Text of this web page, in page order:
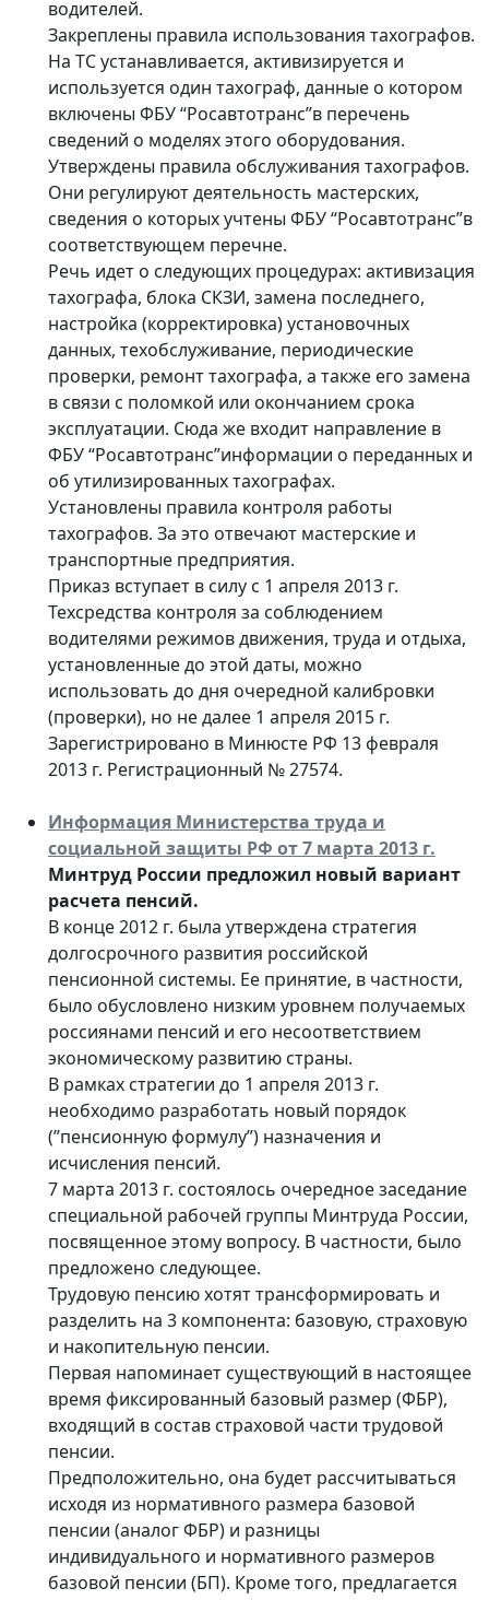
водителей.
Закреплены правила использования тахографов.
На ТС устанавливается, активизируется и
используется один тахограф, данные о котором
включены ФБУ “Росавтотранс”в перечень
сведений о моделях этого оборудования.
Утверждены правила обслуживания тахографов.
Они регулируют деятельность мастерских,
сведения о которых учтены ФБУ “Росавтотранс”в
соответствующем перечне.
Речь идет о следующих процедурах: активизация
тахографа, блока СКЗИ, замена последнего,
настройка (корректировка) установочных
данных, техобслуживание, периодические
проверки, ремонт тахографа, а также его замена
в связи с поломкой или окончанием срока
эксплуатации. Сюда же входит направление в
ФБУ “Росавтотранс”информации о переданных и
об утилизированных тахографах.
Установлены правила контроля работы
тахографов. За это отвечают мастерские и
транспортные предприятия.
Приказ вступает в силу с 1 апреля 2013 г.
Техсредства контроля за соблюдением
водителями режимов движения, труда и отдыха,
установленные до этой даты, можно
использовать до дня очередной калибровки
(проверки), но не далее 1 апреля 2015 г.
Зарегистрировано в Минюсте РФ 13 февраля
2013 г. Регистрационный № 27574.
Информация Министерства труда и
социальной защиты РФ от 7 марта 2013 г.
Минтруд России предложил новый вариант
расчета пенсий.
В конце 2012 г. была утверждена стратегия
долгосрочного развития российской
пенсионной системы. Ее принятие, в частности,
было обусловлено низким уровнем получаемых
россиянами пенсий и его несоответствием
экономическому развитию страны.
В рамках стратегии до 1 апреля 2013 г.
необходимо разработать новый порядок
(”пенсионную формулу”) назначения и
исчисления пенсий.
7 марта 2013 г. состоялось очередное заседание
специальной рабочей группы Минтруда России,
посвященное этому вопросу. В частности, было
предложено следующее.
Трудовую пенсию хотят трансформировать и
разделить на 3 компонента: базовую, страховую
и накопительную пенсии.
Первая напоминает существующий в настоящее
время фиксированный базовый размер (ФБР),
входящий в состав страховой части трудовой
пенсии.
Предположительно, она будет рассчитываться
исходя из нормативного размера базовой
пенсии (аналог ФБР) и разницы
индивидуального и нормативного размеров
базовой пенсии (БП). Кроме того, предлагается